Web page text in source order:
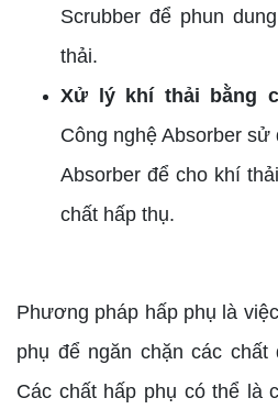
Scrubber để phun
thải.
Xử lý khí thải bằng
Công nghệ Absorber
Absorber để cho khí
chất hấp thụ.
Phương pháp hấp phụ là
phụ để ngăn chặn các chất
Các chất hấp phụ có thể là